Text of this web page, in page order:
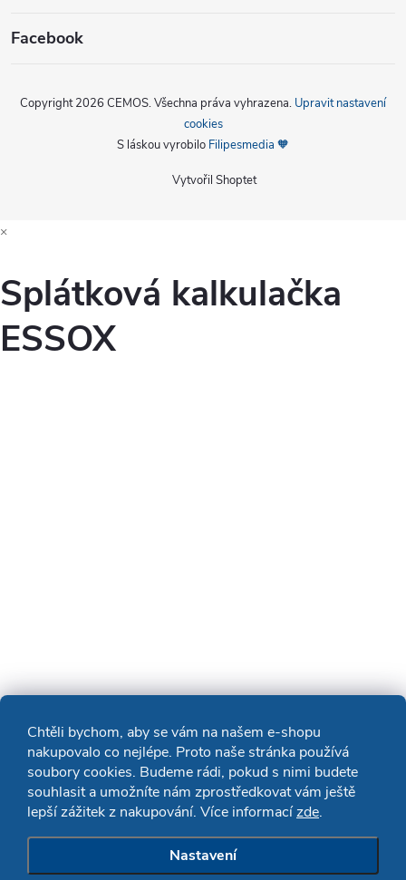
Chtěli bychom, aby se vám na našem e-shopu
nakupovalo co nejlépe. Proto naše stránka používá
soubory cookies. Budeme rádi, pokud s nimi budete
souhlasit a umožníte nám zprostředkovat vám ještě
lepší zážitek z nakupování. Více informacízde.
Nastavení
Facebook
Vytvořil Shoptet
Copyright 2026 CEMOS. Všechna práva vyhrazena. Upravit nastavení
cookies
S láskou vyrobilo Filipesmedia 🧡
×
Splátková kalkulačka
ESSOX